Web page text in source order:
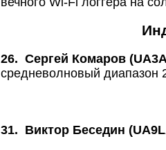
26. Сергей Комаров
средневолновый диапазон
31. Виктор Беседин